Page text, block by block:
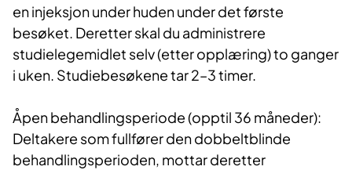
en injeksjon under huden under det første
besøket. Deretter skal du administrere
studielegemidlet selv (etter opplæring) to ganger
i uken. Studiebesøkene tar 2–3 timer.
Åpen behandlingsperiode (opptil 36 måneder):
Deltakere som fullfører den dobbeltblinde
behandlingsperioden, mottar deretter